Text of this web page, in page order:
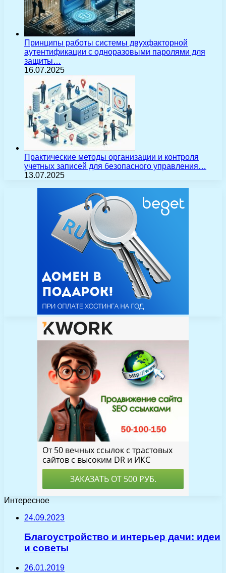
Принципы работы системы двухфакторной
аутентификации с одноразовыми паролями для
защиты…
16.07.2025
Практические методы организации и контроля
учетных записей для безопасного управления…
13.07.2025
Интересное
24.09.2023
Благоустройство и интерьер дачи: идеи
и советы
26.01.2019